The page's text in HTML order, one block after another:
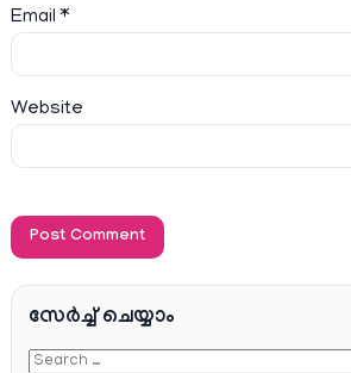
Email*
Website
സേര്‍ച്ച്‌ ചെയ്യാം